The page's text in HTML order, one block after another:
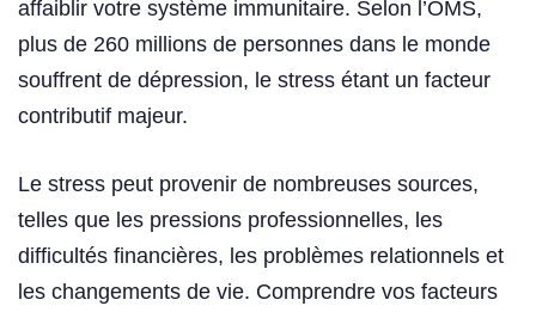
affaiblir votre système immunitaire. Selon l’OMS,
plus de 260 millions de personnes dans le monde
souffrent de dépression, le stress étant un facteur
contributif majeur.
Le stress peut provenir de nombreuses sources,
telles que les pressions professionnelles, les
difficultés financières, les problèmes relationnels et
les changements de vie. Comprendre vos facteurs